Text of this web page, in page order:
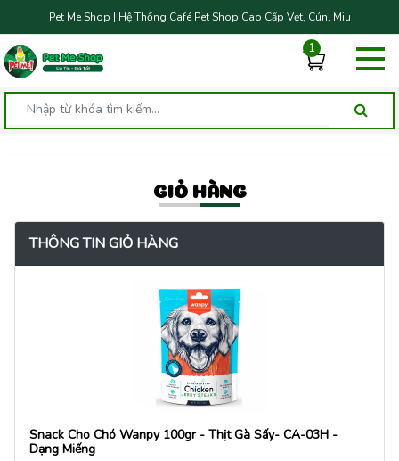
Pet Me Shop | Hệ Thống Café Pet Shop Cao Cấp Vẹt, Cún, Miu
1
GIỎ HÀNG
THÔNG TIN GIỎ HÀNG
Snack Cho Chó Wanpy 100gr - Thịt Gà Sấy- CA-03H -
Dạng Miếng